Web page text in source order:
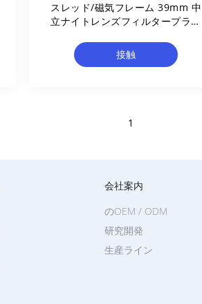
スレッド/磁気フレーム 39mm 中
立ナイトレンズフィルタープラス
接触
1
会社案内
生産ライン
のOEM / ODM
研究開発